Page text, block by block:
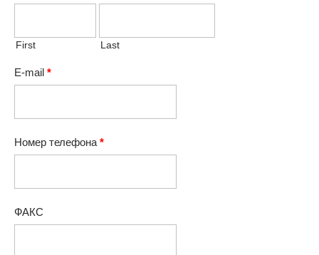
First Last
E-mail *
Номер телефона *
ФАКС